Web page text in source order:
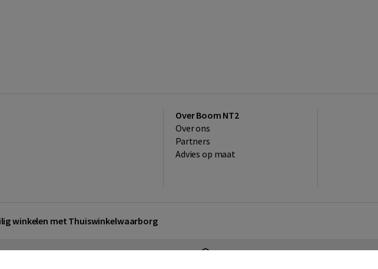
Over Boom NT2
Over ons
Partners
Advies op maat
winkelen met Thuiswinkelwaarborg